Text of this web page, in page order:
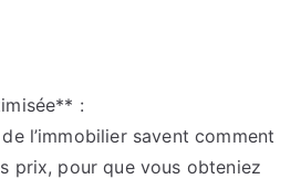
:
l’immobilier savent comment
prix, pour que vous obteniez